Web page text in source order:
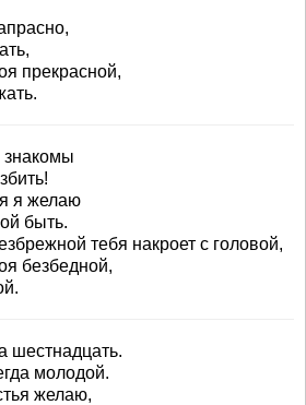
прекрасной,
знакомы
я желаю
быть.
тебя накроет с головой,
безбедной,
шестнадцать.
молодой.
желаю,